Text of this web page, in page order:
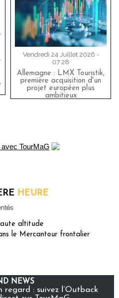
Vendredi 24 Juillet 2026 -
07:28
Allemagne : LMX Touristik,
première acquisition d'un
projet européen plus
ambitieux
HEURE
altitude
le Mercantour frontalier
NEWS
regard : suivez l’Outback